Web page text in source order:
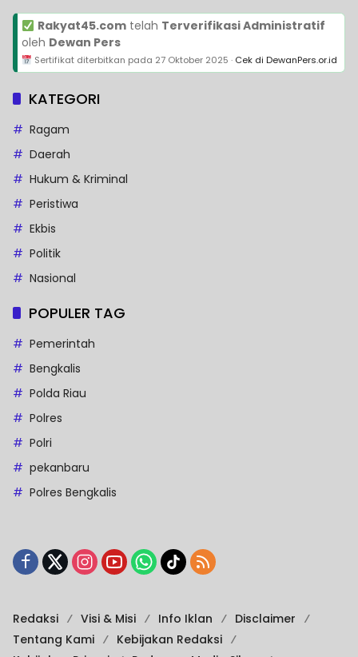
Rakyat45.comtelah Terverifikasi Administratif
oleh Dewan Pers
Sertifikat diterbitkan pada 27 Oktober 2025 · Cek di DewanPers.or.id
KATEGORI
Ragam
Daerah
Hukum & Kriminal
Peristiwa
Ekbis
Politik
Nasional
POPULER TAG
Pemerintah
Bengkalis
Polda Riau
Polres
Polri
pekanbaru
Polres Bengkalis
Redaksi Visi & Misi Info Iklan
Disclaimer
Tentang Kami
Kebijakan Redaksi